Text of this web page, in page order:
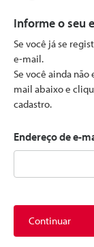
Informe o seu
Se você já se
e-mail.
Se você ainda
mail abaixo e
cadastro.
Endereço de e-
Continuar